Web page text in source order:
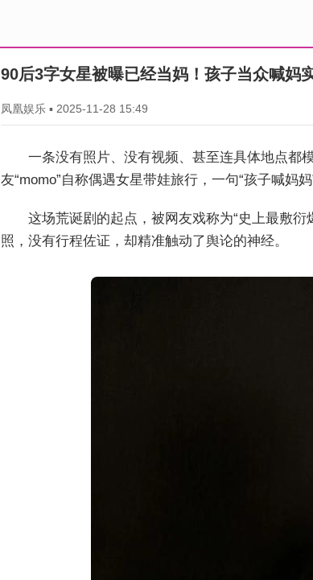
90后3字女星被曝已经当妈！孩子当众喊妈
凤凰娱乐▪ 2025-11-28 15:49
一条没有照片、没有视频、甚至连具体地点都
友“momo”自称偶遇女星带娃旅行，一句“孩子喊妈
这场荒诞剧的起点，被网友戏称为“史上最敷
照，没有行程佐证，却精准触动了舆论的神经。